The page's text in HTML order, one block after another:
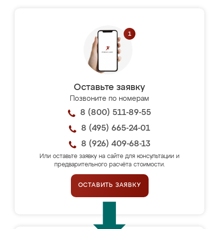
Оставьте заявку
Позвоните по номерам
8 (800) 511-89-55
8 (495) 665-24-01
8 (926) 409-68-13
Или оставьте заявку на сайте для консультации и
предварительного расчёта стоимости.
ОСТАВИТЬ ЗАЯВКУ